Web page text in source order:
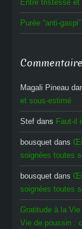
Entre tristesse et
Purée “anti-
Magali Pineau
et sous-estimé
Stef dans Faut-il
bousquet dans
soignées toutes
bousquet dans
soignées toutes
Gratitude à la
Vie de poussin :